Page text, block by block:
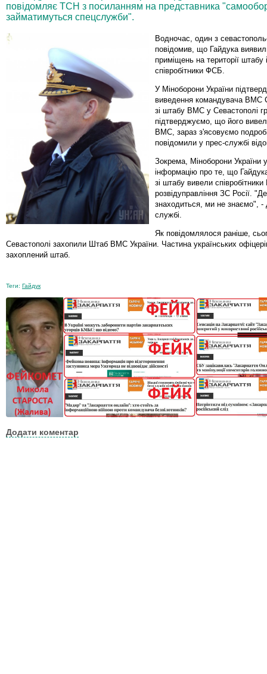
повідомляє ТСН з посиланням на представника
займатимуться спецслужби".
Водночас, один з
повідомив, що Гайдука
приміщень на території штабу
співробітники ФСБ.
У Міноборони України
виведення командувача ВМС
зі штабу ВМС у Севастополі
підтверджуємо, що його
ВМС, зараз з'ясовуємо
повідомили у прес-службі
Зокрема, Міноборони України
інформацію про те, що
зі штабу вивели співробітники
розвідуправління ЗС Росії.
знаходиться, ми не знаємо", -
службі.
Як повідомлялося раніше,
Севастополі захопили Штаб ВМС України. Частина українських
захоплений штаб.
Теги: Гайдук
Додати коментар